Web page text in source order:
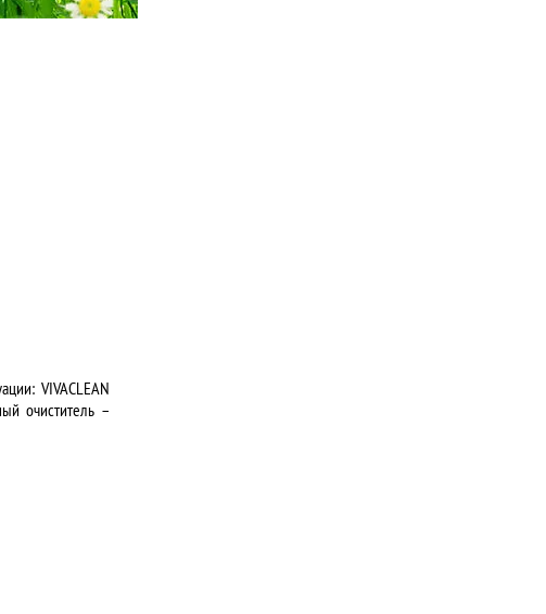
VIVACLEAN
очиститель –